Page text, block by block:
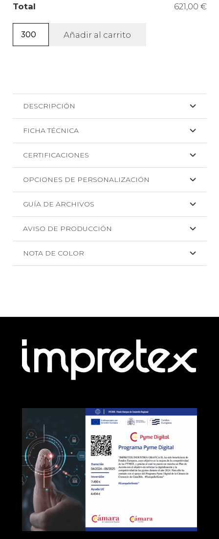
Total 621,00 €
Sombrero
+
SERIGRAFIA
cantidad
Añadir al carrito
DESCRIPCIÓN
FICHA TÉCNICA
CERTIFICACIONES
OPCIONES DE PERSONALIZACIÓN
GUÍA DE ARCHIVOS
AVISO DE PRODUCCIÓN
NOTA DE COLOR